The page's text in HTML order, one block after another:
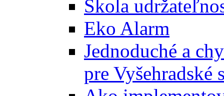
Škola
Eko Alarm
Jednoduché a
pre Vyšehradské